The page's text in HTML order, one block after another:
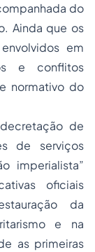
do
Ainda que os
em
e conflitos
normativo do
de
de serviços
imperialista”
oficiais
da
e na
as primeiras